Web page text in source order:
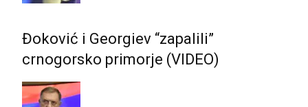
Đoković i Georgiev “zapalili”
crnogorsko primorje (VIDEO)